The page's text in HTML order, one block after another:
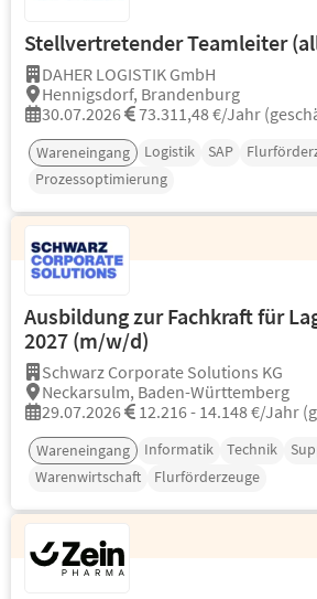
Stellvertretender Teamleiter
DAHER LOGISTIK GmbH
Hennigsdorf, Brandenburg
30.07.2026
73.311,48 €/Jahr
Wareneingang Logistik SAP
Prozessoptimierung
Ausbildung zur Fachkraft für
2027 (m/w/d)
Schwarz Corporate Solutions KG
Neckarsulm, Baden-Württemberg
29.07.2026
12.216 - 14.148 €/Jahr
Wareneingang Informatik Technik
Warenwirtschaft
Flurförderzeuge